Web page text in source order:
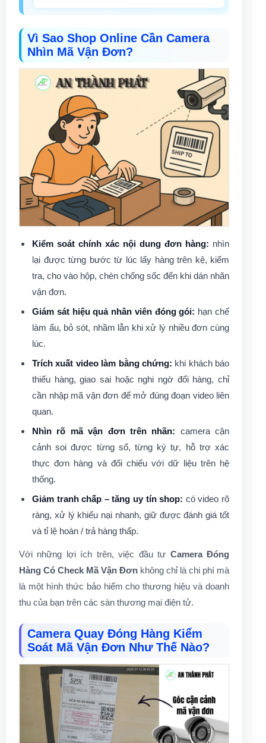
Vì Sao Shop Online Cần Camera
Nhìn Mã Vận Đơn?
Kiểm soát chính xác nội dung đơn hàng: nhìn
lại được từng bước từ lúc lấy hàng trên kệ, kiểm
tra, cho vào hộp, chèn chống sốc đến khi dán nhãn
vận đơn.
Giám sát hiệu quả nhân viên đóng gói: hạn chế
làm ẩu, bỏ sót, nhầm lẫn khi xử lý nhiều đơn cùng
lúc.
Trích xuất video làm bằng chứng: khi khách báo
thiếu hàng, giao sai hoặc nghi ngờ đổi hàng, chỉ
cần nhập mã vận đơn để mở đúng đoạn video liên
quan.
Nhìn rõ mã vận đơn trên nhãn: camera cận
cảnh soi được từng số, từng ký tự, hỗ trợ xác
thực đơn hàng và đối chiếu với dữ liệu trên hệ
thống.
Giảm tranh chấp – tăng uy tín shop: có video rõ
ràng, xử lý khiếu nại nhanh, giữ được đánh giá tốt
và tỉ lệ hoàn / trả hàng thấp.
Với những lợi ích trên, việc đầu tư Camera Đóng
Hàng Có Check Mã Vận Đơn không chỉ là chi phí mà
là một hình thức bảo hiểm cho thương hiệu và doanh
thu của bạn trên các sàn thương mại điện tử.
Camera Quay Đóng Hàng Kiểm
Soát Mã Vận Đơn Như Thế Nào?